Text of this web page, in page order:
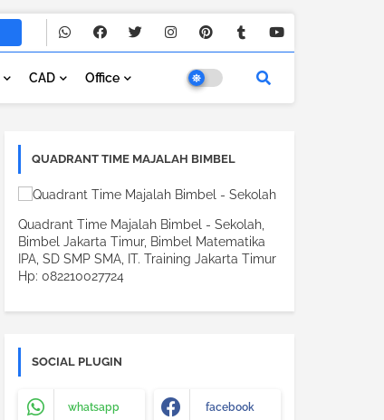
CAD Office
QUADRANT TIME MAJALAH BIMBEL
Quadrant Time Majalah Bimbel - Sekolah,
Bimbel Jakarta Timur, Bimbel Matematika
IPA, SD SMP SMA, IT. Training Jakarta Timur
Hp: 082210027724
SOCIAL PLUGIN
whatsapp facebook